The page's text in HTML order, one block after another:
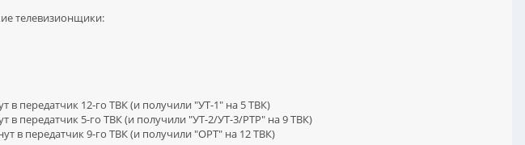
телевизионщики:
в передатчик 12-го ТВК (и получили "УТ-1" на 5 ТВК)
в передатчик 5-го ТВК (и получили "УТ-2/УТ-3/РТР" на 9 ТВК)
в передатчик 9-го ТВК (и получили "ОРТ" на 12 ТВК)